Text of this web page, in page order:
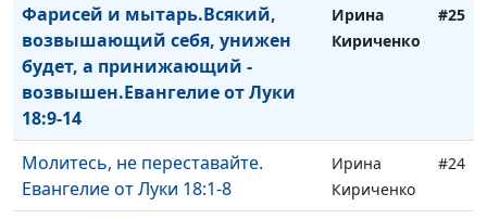
Фарисей и мытарь.Всякий,
возвышающий себя, унижен
будет, а принижающий -
возвышен.Евангелие от Луки
18:9-14
Ирина
Кириченко
#25
Молитесь, не переставайте.
Евангелие от Луки 18:1-8
Ирина
Кириченко
#24